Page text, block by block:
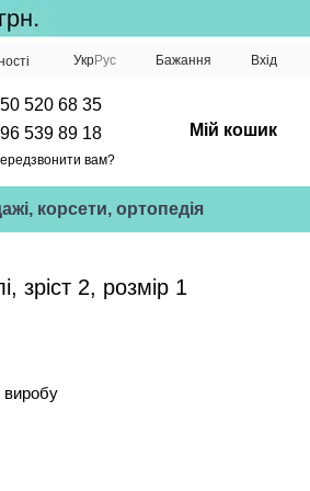
УкрРус Бажання Вхід
520 68 35
539 89 18
вам?
Мій кошик
корсети, ортопедія
зріст 2, розмір 1
виробу